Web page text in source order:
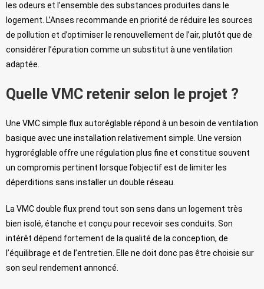
les odeurs et l’ensemble des substances produites dans le
logement. L’Anses recommande en priorité de réduire les sources
de pollution et d’optimiser le renouvellement de l’air, plutôt que de
considérer l’épuration comme un substitut à une ventilation
adaptée.
Quelle VMC retenir selon le projet ?
Une VMC simple flux autoréglable répond à un besoin de ventilation
basique avec une installation relativement simple. Une version
hygroréglable offre une régulation plus fine et constitue souvent
un compromis pertinent lorsque l’objectif est de limiter les
déperditions sans installer un double réseau.
La VMC double flux prend tout son sens dans un logement très
bien isolé, étanche et conçu pour recevoir ses conduits. Son
intérêt dépend fortement de la qualité de la conception, de
l’équilibrage et de l’entretien. Elle ne doit donc pas être choisie sur
son seul rendement annoncé.